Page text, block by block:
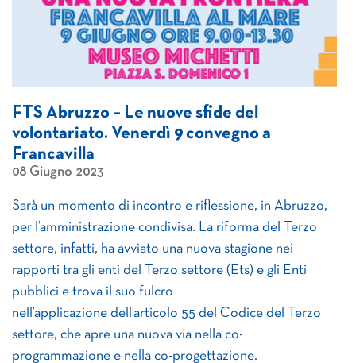
FTS Abruzzo – Le nuove sfide del
volontariato. Venerdì 9 convegno a
Francavilla
08 Giugno 2023
Sarà un momento di incontro e riflessione, in Abruzzo,
per l’amministrazione condivisa. La riforma del Terzo
settore, infatti, ha avviato una nuova stagione nei
rapporti tra gli enti del Terzo settore (Ets) e gli Enti
pubblici e trova il suo fulcro
nell’applicazione dell’articolo 55 del Codice del Terzo
settore, che apre una nuova via nella co-
programmazione e nella co-progettazione.